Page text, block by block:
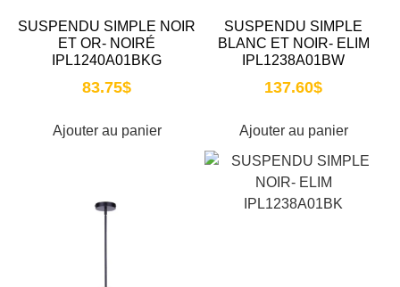
SUSPENDU SIMPLE NOIR
ET OR- NOIRÉ
IPL1240A01BKG
83.75$
Ajouter au panier
SUSPENDU SIMPLE
BLANC ET NOIR- ELIM
IPL1238A01BW
137.60$
Ajouter au panier